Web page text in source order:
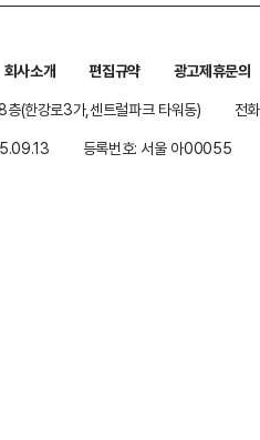
회사소개 편집규약
광고제휴문의
(한강로3가,센트럴파크 타워동)
전
등록번호: 서울 아00055